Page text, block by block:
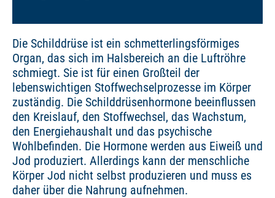
Die Schilddrüse ist ein schmetterlingsförmiges
Organ, das sich im Halsbereich an die Luftröhre
schmiegt. Sie ist für einen Großteil der
lebenswichtigen Stoffwechselprozesse im Körper
zuständig. Die Schilddrüsenhormone beeinflussen
den Kreislauf, den Stoffwechsel, das Wachstum,
den Energiehaushalt und das psychische
Wohlbefinden. Die Hormone werden aus Eiweiß und
Jod produziert. Allerdings kann der menschliche
Körper Jod nicht selbst produzieren und muss es
daher über die Nahrung aufnehmen.